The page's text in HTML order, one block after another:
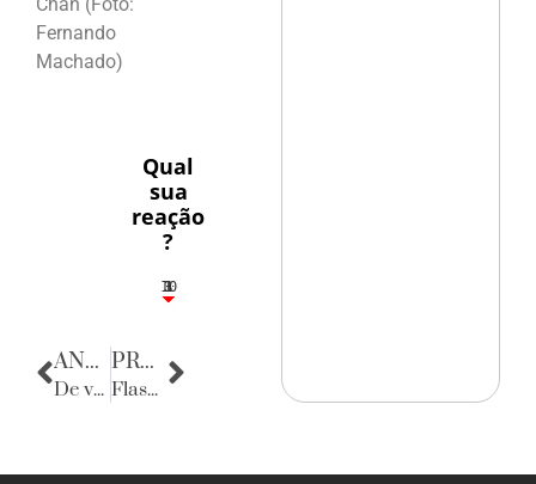
Fernando
Machado)
Qual
sua
reação
?
3
1
1
3
10
ANTERIOR
De volta para o passado
PRÓXIMA
Flashes